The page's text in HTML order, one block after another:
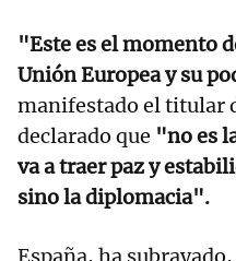
"Este es el momento
Unión Europea y su
manifestado el titular
declarado que "no es
va a traer paz y
sino la diplomacia".